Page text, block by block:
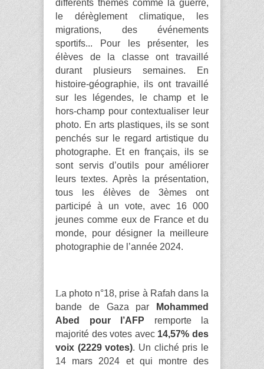
différents thèmes comme la guerre,
le dérèglement climatique, les
migrations, des événements
sportifs... Pour les présenter, les
élèves de la classe ont travaillé
durant plusieurs semaines. En
histoire-géographie, ils ont travaillé
sur les légendes, le champ et le
hors-champ pour contextualiser leur
photo. En arts plastiques, ils se sont
penchés sur le regard artistique du
photographe. Et en français, ils se
sont servis d’outils pour améliorer
leurs textes. Après la présentation,
tous les élèves de 3èmes ont
participé à un vote, avec 16 000
jeunes comme eux de France et du
monde, pour désigner la meilleure
photographie de l’année 2024.
La photo n°18, prise à Rafah dans la
bande de Gaza par
Mohammed
Abed pour l’AFP remporte la
majorité des votes avec 14,57% des
voix (2229 votes). Un cliché pris le
14 mars 2024 et qui montre des